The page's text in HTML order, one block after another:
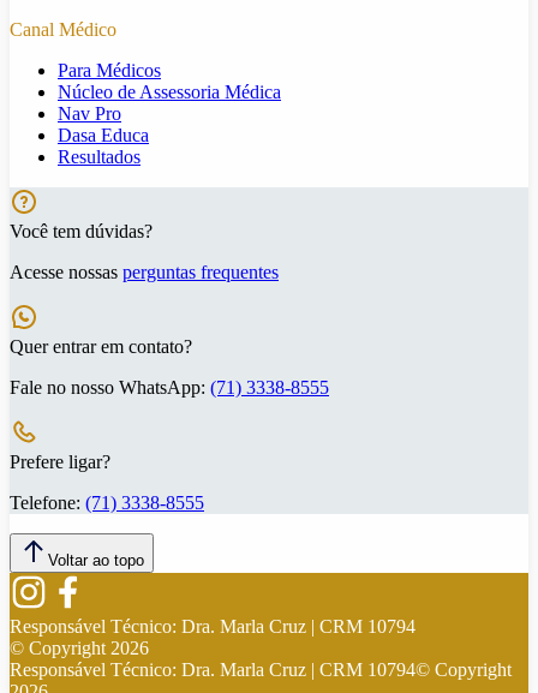
Canal Médico
Para Médicos
Núcleo de Assessoria Médica
Nav Pro
Dasa Educa
Resultados
Você tem dúvidas?
Acesse nossas perguntas frequentes
Quer entrar em contato?
Fale no nosso WhatsApp: (71) 3338-8555
Prefere ligar?
Telefone: (71) 3338-8555
Voltar ao topo
Responsável Técnico: Dra. Marla Cruz | CRM 10794
© Copyright 2026
Responsável Técnico: Dra. Marla Cruz | CRM 10794© Copyright